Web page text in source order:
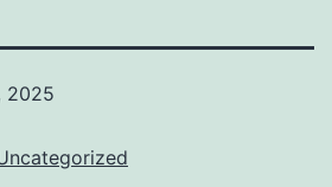
2025